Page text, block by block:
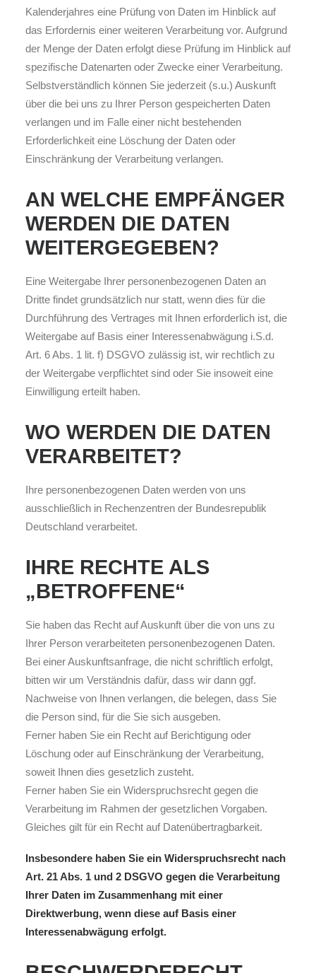
Kalenderjahres eine Prüfung von Daten im Hinblick auf
das Erfordernis einer weiteren Verarbeitung vor. Aufgrund
der Menge der Daten erfolgt diese Prüfung im Hinblick auf
spezifische Datenarten oder Zwecke einer Verarbeitung.
Selbstverständlich können Sie jederzeit (s.u.) Auskunft
über die bei uns zu Ihrer Person gespeicherten Daten
verlangen und im Falle einer nicht bestehenden
Erforderlichkeit eine Löschung der Daten oder
Einschränkung der Verarbeitung verlangen.
AN WELCHE EMPFÄNGER
WERDEN DIE DATEN
WEITERGEGEBEN?
Eine Weitergabe Ihrer personenbezogenen Daten an
Dritte findet grundsätzlich nur statt, wenn dies für die
Durchführung des Vertrages mit Ihnen erforderlich ist, die
Weitergabe auf Basis einer Interessenabwägung i.S.d.
Art. 6 Abs. 1 lit. f) DSGVO zulässig ist, wir rechtlich zu
der Weitergabe verpflichtet sind oder Sie insoweit eine
Einwilligung erteilt haben.
WO WERDEN DIE DATEN
VERARBEITET?
Ihre personenbezogenen Daten werden von uns
ausschließlich in Rechenzentren der Bundesrepublik
Deutschland verarbeitet.
IHRE RECHTE ALS
„BETROFFENE“
Sie haben das Recht auf Auskunft über die von uns zu
Ihrer Person verarbeiteten personenbezogenen Daten.
Bei einer Auskunftsanfrage, die nicht schriftlich erfolgt,
bitten wir um Verständnis dafür, dass wir dann ggf.
Nachweise von Ihnen verlangen, die belegen, dass Sie
die Person sind, für die Sie sich ausgeben.
Ferner haben Sie ein Recht auf Berichtigung oder
Löschung oder auf Einschränkung der Verarbeitung,
soweit Ihnen dies gesetzlich zusteht.
Ferner haben Sie ein Widerspruchsrecht gegen die
Verarbeitung im Rahmen der gesetzlichen Vorgaben.
Gleiches gilt für ein Recht auf Datenübertragbarkeit.
Insbesondere haben Sie ein Widerspruchsrecht nach
Art. 21 Abs. 1 und 2 DSGVO gegen die Verarbeitung
Ihrer Daten im Zusammenhang mit einer
Direktwerbung, wenn diese auf Basis einer
Interessenabwägung erfolgt.